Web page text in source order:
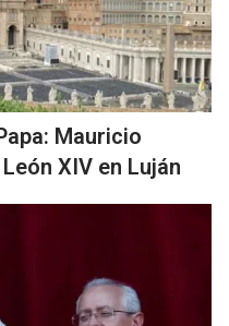
Mauricio
XIV en Luján